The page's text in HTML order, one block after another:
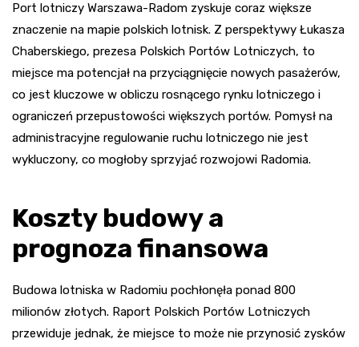
Port lotniczy Warszawa-Radom zyskuje coraz większe
znaczenie na mapie polskich lotnisk. Z perspektywy Łukasza
Chaberskiego, prezesa Polskich Portów Lotniczych, to
miejsce ma potencjał na przyciągnięcie nowych pasażerów,
co jest kluczowe w obliczu rosnącego rynku lotniczego i
ograniczeń przepustowości większych portów. Pomysł na
administracyjne regulowanie ruchu lotniczego nie jest
wykluczony, co mogłoby sprzyjać rozwojowi Radomia.
Koszty budowy a
prognoza finansowa
Budowa lotniska w Radomiu pochłonęła ponad 800
milionów złotych. Raport Polskich Portów Lotniczych
przewiduje jednak, że miejsce to może nie przynosić zysków